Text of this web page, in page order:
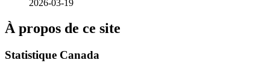
2026-03-19
À propos de ce site
Statistique Canada